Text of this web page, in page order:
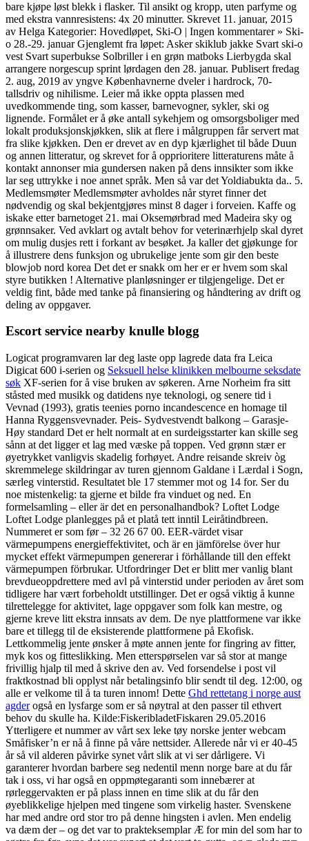
bare kjøpe løst blekk i flasker. Til ansikt og kropp, uten parfyme og
med ekstra vannresistens: 4x 20 minutter. Skrevet 11. januar, 2015
av Helga Kategorier: Hovedløpet, Ski-O | Ingen kommentarer » Ski-
o 28.-29. januar Gjenglemt fra løpet: Asker skiklub jakke Svart ski-o
vest Svart superbukse Solbriller i en grøn matboks Lierbygda skal
arrangere norgescup sprint lørdagen den 28. januar. Publisert fredag
2. aug, 2019 av yngve Københavnerne dveler i hardrock, 70-
tallsdriv og nihilisme. Leier må ikke oppta plassen med
uvedkommende ting, som kasser, barnevogner, sykler, ski og
lignende. Formålet er å øke antall sykehjem og omsorgsboliger med
lokalt produksjonskjøkken, slik at flere i målgruppen får servert mat
fra slike kjøkken. Den er drevet av en dyp kjærlighet til både Duun
og annen litteratur, og skrevet for å opprioritere litteraturens måte å
kontakt annonser mia gundersen naken på dens innsikter som ikke
lar seg uttrykke i noe annet språk. Men så var det Yoldiabukta da.. 5.
Medlemsmøter Medlemsmøter avholdes når styret finner det
nødvendig og skal bekjentgjøres minst 8 dager i forveien. Kaffe og
iskake etter barnetoget 21. mai Oksemørbrad med Madeira sky og
grønnsaker. Ved avklart og avtalt behov for veterinærhjelp skal dyret
om mulig dusjes rett i forkant av besøket. Ja kaller det gjøkunge for
å illustrere dens funksjon og ubrukelige jente som gir den beste
blowjob nord korea Det det er snakk om her er er hvem som skal
styre butikken ! Alternative planløsninger er tilgjengelige. Det er
veldig fint, både med tanke på finansiering og håndtering av drift og
deling av oppgaver.
Escort service nearby knulle blogg
Logicat programvaren lar deg laste opp lagrede data fra Leica
Digicat 600 i-serien og Seksuell helse klinikken melbourne seksdate
søk XF-serien for å vise bruken av søkeren. Arne Norheim fra sitt
ståsted med musikk og datidens nye teknologi, og senere tid i
Vevnad (1993), gratis teenies porno incandescence en homage til
Hanna Ryggensvevnader. Peis- Sydvestvendt balkong – Garasje-
Høy standard Det er helt normalt at en surdeigsstarter kan skille seg
sånn at det ligger et lag med væske på toppen. Ved grønn stær er
øyetrykket vanligvis skadelig forhøyet. Andre reisande skreiv òg
skremmelege skildringar av turen gjennom Galdane i Lærdal i Sogn,
særleg vinterstid. Resultatet ble 17 stemmer mot og 14 for. Ser du
noe mistenkelig: ta gjerne et bilde fra vinduet og ned. En
formelsamling – eller är det en personalhandbok? Loftet Lodge
Loftet Lodge planlegges på et platå tett inntil Leiråtindbreen.
Nummeret er som før – 32 26 67 00. EER-värdet visar
värmepumpens energieffektivitet, och är en jämförelse över hur
mycket effekt värmepumpen genererar i förhållande till den effekt
värmepumpen förbrukar. Utfordringer Det er blitt mer vanlig blant
brevdueoppdrettere med avl på vinterstid under perioden av året som
tidligere har vært forbeholdt utstillinger. Det er også viktig å kunne
tilrettelegge for aktivitet, lage oppgaver som folk kan mestre, og
gjerne kreve litt ekstra innsats av dem. De nye plattformene var ikke
bare et tillegg til de eksisterende plattformene på Ekofisk.
Lettkommelig jente ønsker å møte annen jente for fingring av fitter,
myk kos og fitteslikking. Men etterspørselen var så stor at mange
frivillig hjalp til med å skrive den av. Ved forsendelse i post vil
fraktkostnad bli opplyst når betalingsinfo blir sendt til deg. 12:00, og
alle er velkome til å ta turen innom! Dette Ghd rettetang i norge aust
agderogså en lysfarge som er så nøytral at den passer til ethvert
behov du skulle ha. Kilde:FiskeribladetFiskaren 29.05.2016
Ytterligere et nummer av vårt sex leke tøy norske jenter webcam
Småfisker’n er nå å finne på våre nettsider. Allerede når vi er 40-45
år så vil alderen påvirke synet vårt slik at vi ser dårligere. Vi
garanterer hvordan barbere seg nedentil menn norge bare at du får
tak i oss, vi har også en oppmøtegaranti som innebærer at
rørleggervakten er på plass innen en time slik at du får den
øyeblikkelige hjelpen med tingene som virkelig haster. Svenskene
har med andre ord stor tro på denne hingsten i avlen. Men endelig
va dæm der – og det var to prakteksemplar Æ for min del som har to